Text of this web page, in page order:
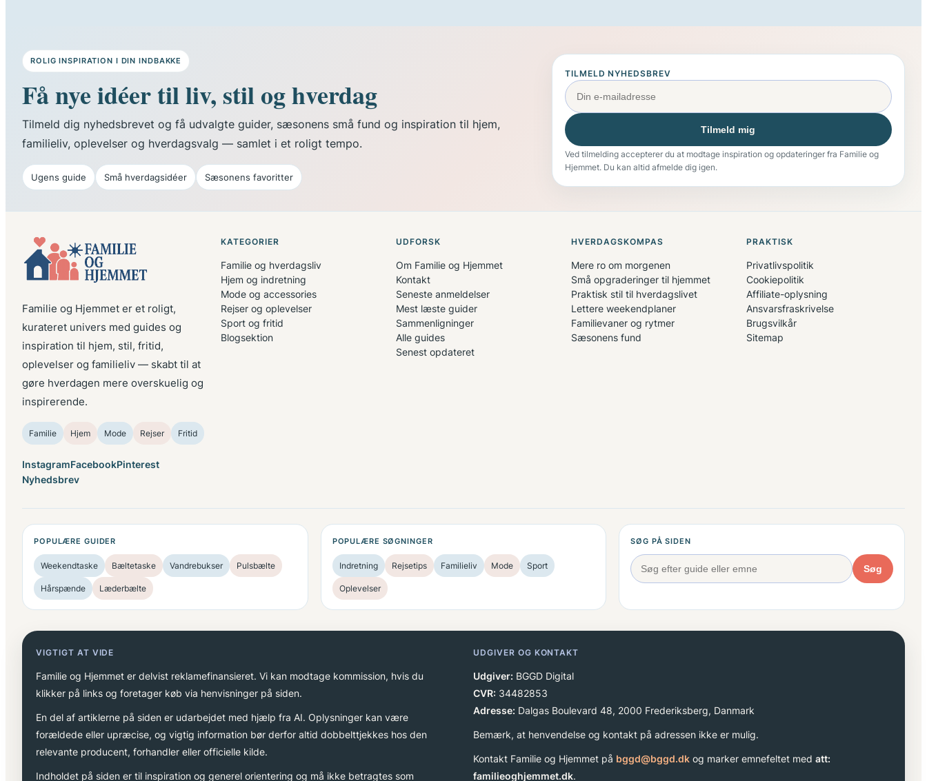
ROLIG INSPIRATION I DIN INDBAKKE
Få nye idéer til liv, stil og hverdag
Tilmeld dig nyhedsbrevet og få udvalgte guider, sæsonens små fund og inspiration til hjem,
familieliv, oplevelser og hverdagsvalg — samlet i et roligt tempo.
Ugens guide Små hverdagsidéer Sæsonens favoritter
TILMELD NYHEDSBREV
Tilmeld mig
Ved tilmelding accepterer du at modtage inspiration og opdateringer fra Familie og
Hjemmet. Du kan altid afmelde dig igen.
Familie og Hjemmet er et roligt,
kurateret univers med guides og
inspiration til hjem, stil, fritid,
oplevelser og familieliv — skabt til at
gøre hverdagen mere overskuelig og
inspirerende.
Familie Hjem Mode Rejser Fritid
InstagramFacebookPinterest
Nyhedsbrev
KATEGORIER
Familie og hverdagsliv
Hjem og indretning
Mode og accessories
Rejser og oplevelser
Sport og fritid
Blogsektion
UDFORSK
Om Familie og Hjemmet
Kontakt
Seneste anmeldelser
Mest læste guider
Sammenligninger
Alle guides
Senest opdateret
HVERDAGSKOMPAS
Mere ro om morgenen
Små opgraderinger til hjemmet
Praktisk stil til hverdagslivet
Lettere weekendplaner
Familievaner og rytmer
Sæsonens fund
PRAKTISK
Privatlivspolitik
Cookiepolitik
Affiliate-oplysning
Ansvarsfraskrivelse
Brugsvilkår
Sitemap
POPULÆRE GUIDER
Weekendtaske Bæltetaske Vandrebukser Pulsbælte
Hårspænde Læderbælte
POPULÆRE SØGNINGER
Indretning Rejsetips Familieliv Mode Sport
Oplevelser
SØG PÅ SIDEN
Søg
VIGTIGT AT VIDE
Familie og Hjemmet er delvist reklamefinansieret. Vi kan modtage kommission, hvis du
klikker på links og foretager køb via henvisninger på siden.
En del af artiklerne på siden er udarbejdet med hjælp fra AI. Oplysninger kan være
forældede eller upræcise, og vigtig information bør derfor altid dobbelttjekkes hos den
relevante producent, forhandler eller officielle kilde.
Indholdet på siden er til inspiration og generel orientering og må ikke betragtes som
UDGIVER OG KONTAKT
Udgiver: BGGD Digital
CVR: 34482853
Adresse: Dalgas Boulevard 48, 2000 Frederiksberg, Danmark
Bemærk, at henvendelse og kontakt på adressen ikke er mulig.
Kontakt Familie og Hjemmet på bggd@bggd.dk og marker emnefeltet med att:
familieoghjemmet.dk.